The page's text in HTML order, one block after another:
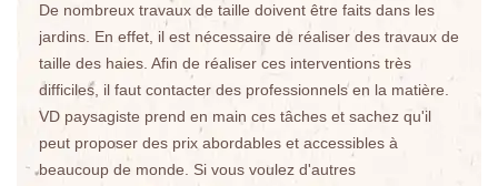
De nombreux travaux de taille doivent être faits dans les
jardins. En effet, il est nécessaire de réaliser des travaux de
taille des haies. Afin de réaliser ces interventions très
difficiles, il faut contacter des professionnels en la matière.
VD paysagiste prend en main ces tâches et sachez qu'il
peut proposer des prix abordables et accessibles à
beaucoup de monde. Si vous voulez d'autres